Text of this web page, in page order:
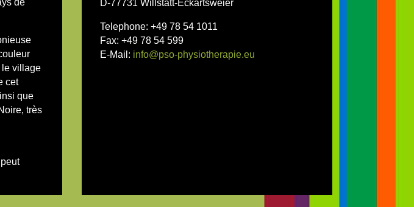
le village
cet
que
très
D-77731 Willstätt-Eckartsweier
Telephone: +49 78 54 1011
Fax: +49 78 54 599
E-Mail: info@pso-physiotherapie.eu